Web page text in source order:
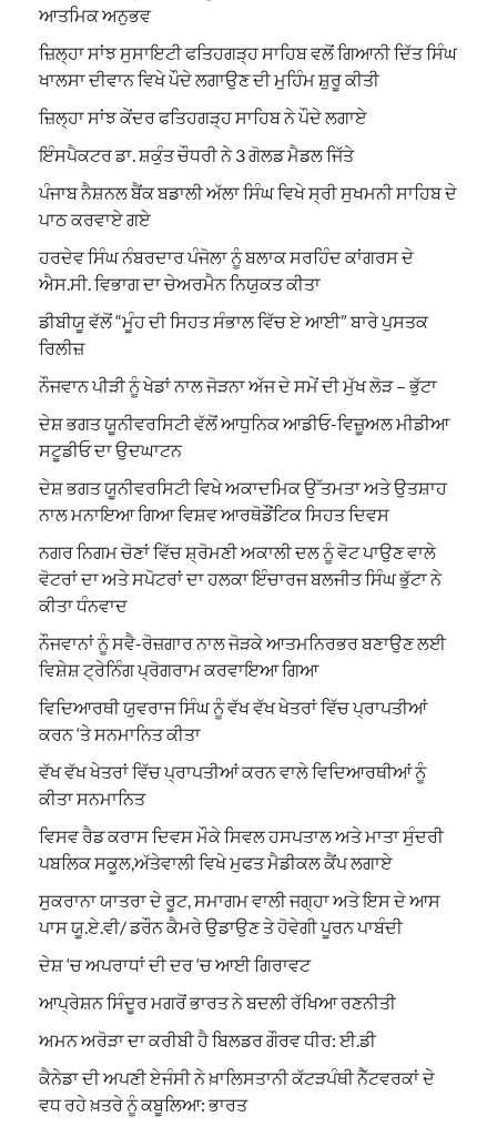
ਆਤਮਿਕ ਅਨੁਭਵ
ਜ਼ਿਲ੍ਹਾ ਸਾਂਝ ਸੁਸਾਇਟੀ ਫਤਿਹਗੜ੍ਹ ਸਾਹਿਬ ਵਲੋਂ ਗਿਆਨੀ ਦਿੱਤ ਸਿੰਘ
ਖਾਲਸਾ ਦੀਵਾਨ ਵਿਖੇ ਪੌਦੇ ਲਗਾਉਣ ਦੀ ਮੁਹਿੰਮ ਸ਼ੁਰੂ ਕੀਤੀ
ਜ਼ਿਲ੍ਹਾ ਸਾਂਝ ਕੇਂਦਰ ਫਤਿਹਗੜ੍ਹ ਸਾਹਿਬ ਨੇ ਪੌਦੇ ਲਗਾਏ
ਇੰਸਪੈਕਟਰ ਡਾ. ਸ਼ਕੁੰਤ ਚੌਧਰੀ ਨੇ 3 ਗੋਲਡ ਮੈਡਲ ਜਿੱਤੇ
ਪੰਜਾਬ ਨੈਸ਼ਨਲ ਬੈਂਕ ਬਡਾਲੀ ਅੱਲਾ ਸਿੰਘ ਵਿਖੇ ਸ੍ਰੀ ਸੁਖਮਨੀ ਸਾਹਿਬ ਦੇ
ਪਾਠ ਕਰਵਾਏ ਗਏ
ਹਰਦੇਵ ਸਿੰਘ ਨੰਬਰਦਾਰ ਪੰਜੋਲਾ ਨੂੰ ਬਲਾਕ ਸਰਹਿੰਦ ਕਾਂਗਰਸ ਦੇ
ਐਸ.ਸੀ. ਵਿਭਾਗ ਦਾ ਚੇਅਰਮੈਨ ਨਿਯੁਕਤ ਕੀਤਾ
ਡੀਬੀਯੂ ਵੱਲੋਂ “ਮੂੰਹ ਦੀ ਸਿਹਤ ਸੰਭਾਲ ਵਿੱਚ ਏ ਆਈ” ਬਾਰੇ ਪੁਸਤਕ
ਰਿਲੀਜ਼
ਨੌਜਵਾਨ ਪੀੜੀ ਨੂੰ ਖੇਡਾਂ ਨਾਲ ਜੋੜਨਾ ਅੱਜ ਦੇ ਸਮੇਂ ਦੀ ਮੁੱਖ ਲੋੜ – ਭੁੱਟਾ
ਦੇਸ਼ ਭਗਤ ਯੂਨੀਵਰਸਿਟੀ ਵੱਲੋਂ ਆਧੁਨਿਕ ਆਡੀਓ-ਵਿਜ਼ੂਅਲ ਮੀਡੀਆ
ਸਟੂਡੀਓ ਦਾ ਉਦਘਾਟਨ
ਦੇਸ਼ ਭਗਤ ਯੂਨੀਵਰਸਿਟੀ ਵਿਖੇ ਅਕਾਦਮਿਕ ਉੱਤਮਤਾ ਅਤੇ ਉਤਸ਼ਾਹ
ਨਾਲ ਮਨਾਇਆ ਗਿਆ ਵਿਸ਼ਵ ਆਰਥੋਡੌਂਟਿਕ ਸਿਹਤ ਦਿਵਸ
ਨਗਰ ਨਿਗਮ ਚੋਣਾਂ ਵਿੱਚ ਸ਼੍ਰੋਮਣੀ ਅਕਾਲੀ ਦਲ ਨੂੰ ਵੋਟ ਪਾਉਣ ਵਾਲੇ
ਵੋਟਰਾਂ ਦਾ ਅਤੇ ਸਪੋਟਰਾਂ ਦਾ ਹਲਕਾ ਇੰਚਾਰਜ ਬਲਜੀਤ ਸਿੰਘ ਭੁੱਟਾ ਨੇ
ਕੀਤਾ ਧੰਨਵਾਦ
ਨੌਜਵਾਨਾਂ ਨੂੰ ਸਵੈ-ਰੋਜ਼ਗਾਰ ਨਾਲ ਜੋੜਕੇ ਆਤਮਨਿਰਭਰ ਬਣਾਉਣ ਲਈ
ਵਿਸ਼ੇਸ਼ ਟ੍ਰੇਨਿੰਗ ਪ੍ਰੋਗਰਾਮ ਕਰਵਾਇਆ ਗਿਆ
ਵਿਦਿਆਰਥੀ ਯੁਵਰਾਜ ਸਿੰਘ ਨੂੰ ਵੱਖ ਵੱਖ ਖੇਤਰਾਂ ਵਿੱਚ ਪ੍ਰਾਪਤੀਆਂ
ਕਰਨ ‘ਤੇ ਸਨਮਾਨਿਤ ਕੀਤਾ
ਵੱਖ ਵੱਖ ਖੇਤਰਾਂ ਵਿੱਚ ਪ੍ਰਾਪਤੀਆਂ ਕਰਨ ਵਾਲੇ ਵਿਦਿਆਰਥੀਆਂ ਨੂੰ
ਕੀਤਾ ਸਨਮਾਨਿਤ
ਵਿਸਵ ਰੈਡ ਕਰਾਸ ਦਿਵਸ ਮੌਕੇ ਸਿਵਲ ਹਸਪਤਾਲ ਅਤੇ ਮਾਤਾ ਸੁੰਦਰੀ
ਪਬਲਿਕ ਸਕੂਲ,ਅੱਤੇਵਾਲੀ ਵਿਖੇ ਮੁਫਤ ਮੈਡੀਕਲ ਕੈਂਪ ਲਗਾਏ
ਸੁਕਰਾਨਾ ਯਾਤਰਾ ਦੇ ਰੂਟ, ਸਮਾਗਮ ਵਾਲੀ ਜਗ੍ਹਾ ਅਤੇ ਇਸ ਦੇ ਆਸ
ਪਾਸ ਯੂ.ਏ.ਵੀ/ ਡਰੌਨ ਕੈਮਰੇ ਉਡਾਉਣ ਤੇ ਹੋਵੇਗੀ ਪੂਰਨ ਪਾਬੰਦੀ
ਦੇਸ਼ ‘ਚ ਅਪਰਾਧਾਂ ਦੀ ਦਰ ‘ਚ ਆਈ ਗਿਰਾਵਟ
ਆਪ੍ਰੇਸ਼ਨ ਸਿੰਦੂਰ ਮਗਰੋਂ ਭਾਰਤ ਨੇ ਬਦਲੀ ਰੱਖਿਆ ਰਣਨੀਤੀ
ਅਮਨ ਅਰੋੜਾ ਦਾ ਕਰੀਬੀ ਹੈ ਬਿਲਡਰ ਗੌਰਵ ਧੀਰ: ਈ.ਡੀ
ਕੈਨੇਡਾ ਦੀ ਅਪਣੀ ਏਜੰਸੀ ਨੇ ਖ਼ਾਲਿਸਤਾਨੀ ਕੱਟੜਪੰਥੀ ਨੈੱਟਵਰਕਾਂ ਦੇ
ਵਧ ਰਹੇ ਖ਼ਤਰੇ ਨੂੰ ਕਬੂਲਿਆ: ਭਾਰਤ